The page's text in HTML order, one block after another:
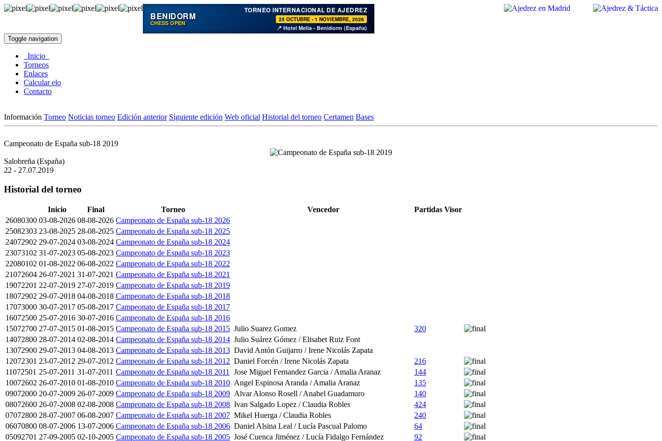
♞
BENIDORM
CHESS OPEN
TORNEO INTERNACIONAL DE AJEDREZ
25 OCTUBRE - 1 NOVIEMBRE, 2026
📍 Hotel Melia - Benidorm (España)
Toggle navigation
Inicio
Torneos
Enlaces
Calcular elo
Contacto
Información Torneo Noticias torneo Edición anterior Siguiente edición Web oficial Historial del torneo Certamen Bases
Campeonato de España sub-18 2019
Salobreña (España)
22 - 27.07.2019
Historial del torneo
Inicio Final Torneo Vencedor Partidas Visor
26080300 03-08-2026 08-08-2026 Campeonato de España sub-18 2026
25082303 23-08-2025 28-08-2025 Campeonato de España sub-18 2025
24072902 29-07-2024 03-08-2024 Campeonato de España sub-18 2024
23073102 31-07-2023 05-08-2023 Campeonato de España sub-18 2023
22080102 01-08-2022 06-08-2022 Campeonato de España sub-18 2022
21072604 26-07-2021 31-07-2021 Campeonato de España sub-18 2021
19072201 22-07-2019 27-07-2019 Campeonato de España sub-18 2019
18072902 29-07-2018 04-08-2018 Campeonato de España sub-18 2018
17073000 30-07-2017 05-08-2017 Campeonato de España sub-18 2017
16072500 25-07-2016 30-07-2016 Campeonato de España sub-18 2016
15072700 27-07-2015 01-08-2015 Campeonato de España sub-18 2015 Julio Suarez Gomez
320
14072800 28-07-2014 02-08-2014 Campeonato de España sub-18 2014 Julio Suárez Gómez / Elisabet Ruiz Font
13072900 29-07-2013 04-08-2013 Campeonato de España sub-18 2013 David Antón Guijarro / Irene Nicolás Zapata
12072301 23-07-2012 29-07-2012 Campeonato de España sub-18 2012 Daniel Forcén / Irene Nicolás Zapata
216
11072501 25-07-2011 31-07-2011 Campeonato de España sub-18 2011 Jose Miguel Fernandez Garcia / Amalia Aranaz
144
10072602 26-07-2010 01-08-2010 Campeonato de España sub-18 2010 Angel Espinosa Aranda / Amalia Aranaz
135
09072000 20-07-2009 26-07-2009 Campeonato de España sub-18 2009 Alvar Alonso Rosell / Anabel Guadamuro
140
08072600 26-07-2008 02-08-2008 Campeonato de España sub-18 2008 Ivan Salgado Lopez / Claudia Robles
424
07072800 28-07-2007 06-08-2007 Campeonato de España sub-18 2007 Mikel Huerga / Claudia Robles
240
06070800 08-07-2006 13-07-2006 Campeonato de España sub-18 2006 Daniel Alsina Leal / Lucía Pascual Palomo
64
05092701 27-09-2005 02-10-2005 Campeonato de España sub-18 2005 José Cuenca Jiménez / Lucía Fidalgo Fernández 92